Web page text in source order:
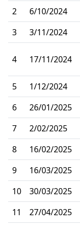
2 6/10/2024
3
3/11/2024
4 17/11/2024
5
1/12/2024
6
26/01/2025
7
2/02/2025
8
16/02/2025
9
16/03/2025
10
30/03/2025
11
27/04/2025